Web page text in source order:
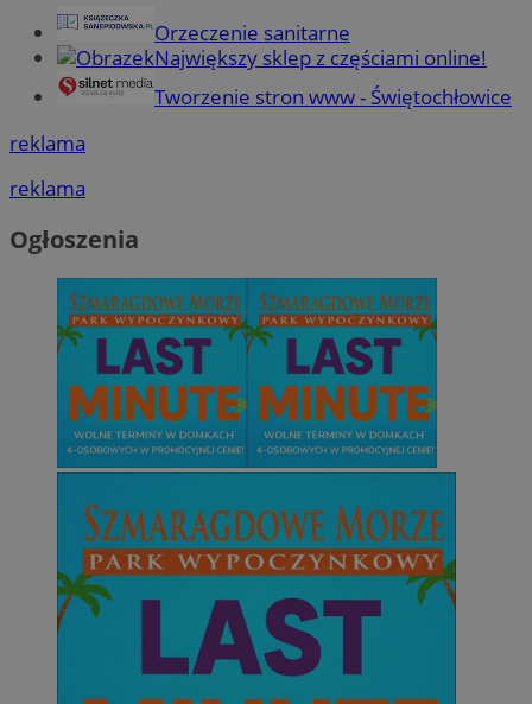
Orzeczenie sanitarne
Największy sklep z częściami online!
Tworzenie stron www - Świętochłowice
reklama
reklama
Ogłoszenia